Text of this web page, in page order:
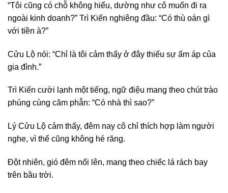
“Tôi cũng có chỗ không hiểu, dường như cô muốn đi ra
ngoài kinh doanh?” Trì Kiến nghiêng đầu: “Có thù oán gì
với tiền à?”
Cửu Lộ nói: “Chỉ là tôi cảm thấy ở đây thiếu sự ấm áp của
gia đình.”
Trì Kiến cười lạnh một tiếng, ngữ điệu mang theo chút trào
phúng cùng căm phẫn: “Có nhà thì sao?”
Lý Cửu Lộ cảm thấy, đêm nay cô chỉ thích hợp làm người
nghe, vì thế cũng không hé răng.
Đột nhiên, gió đêm nổi lên, mang theo chiếc lá rách bay
trên bầu trời.